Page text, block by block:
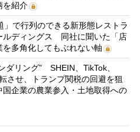
を紹介
」で行列のできる新形態レストラ
ルディングス 同社に聞いた「店
多角化してもぶれない軸
ダリング” SHEIN、TikTok、
させ、トランプ関税の回避を狙
企業の農業参入・土地取得への